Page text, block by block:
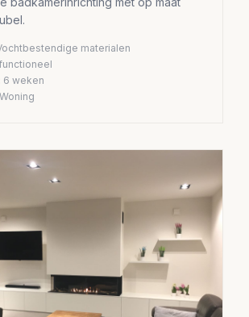
materialen
6 weken
Woning